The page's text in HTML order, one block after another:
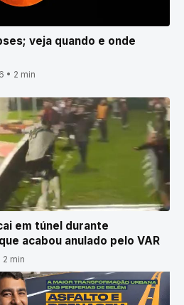
veja quando e onde
• 2 min
em túnel durante
acabou anulado pelo VAR
2 min